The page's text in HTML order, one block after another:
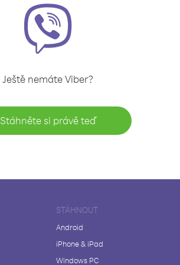
Ještě nemáte Viber?
Stáhněte si právě teď
STÁHNOUT
Android
iPhone & iPad
Windows PC